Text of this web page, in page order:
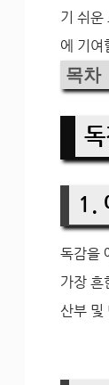
기 쉬운
에 기여
목차
1.
독감을
가장 흔
산부 및